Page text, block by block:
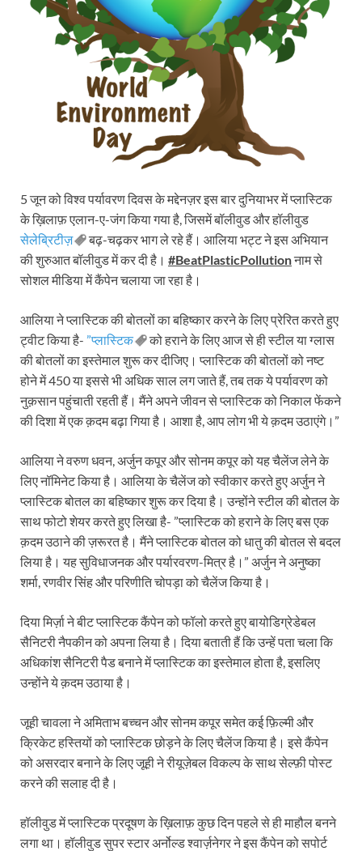
5 जून को विश्व पर्यावरण दिवस के मद्देनज़र इस बार दुनियाभर में प्लास्टिक
के ख़िलाफ़ एलान-ए-जंग किया गया है, जिसमें बॉलीवुड और हॉलीवुड
सेलेब्रिटीज़
बढ़-चढ़कर भाग ले रहे हैं। आलिया भट्ट ने इस अभियान
की शुरुआत बॉलीवुड में कर दी है। #BeatPlasticPollutionनाम से
सोशल मीडिया में कैंपेन चलाया जा रहा है।
आलिया ने प्लास्टिक की बोतलों का बहिष्कार करने के लिए प्रेरित करते हुए
ट्वीट किया है- ”प्लास्टिक
को हराने के लिए आज से ही स्टील या ग्लास
की बोतलों का इस्तेमाल शुरू कर दीजिए। प्लास्टिक की बोतलों को नष्ट
होने में 450 या इससे भी अधिक साल लग जाते हैं, तब तक ये पर्यावरण को
नुक़सान पहुंचाती रहती हैं। मैंने अपने जीवन से प्लास्टिक को निकाल फेंकने
की दिशा में एक क़दम बढ़ा गिया है। आशा है, आप लोग भी ये क़दम उठाएंगे।”
आलिया ने वरुण धवन, अर्जुन कपूर और सोनम कपूर को यह चैलेंज लेने के
लिए नॉमिनेट किया है। आलिया के चैलेंज को स्वीकार करते हुए अर्जुन ने
प्लास्टिक बोतल का बहिष्कार शुरू कर दिया है। उन्होंने स्टील की बोतल के
साथ फोटो शेयर करते हुए लिखा है- ”प्लास्टिक को हराने के लिए बस एक
क़दम उठाने की ज़रूरत है। मैंने प्लास्टिक बोतल को धातु की बोतल से बदल
लिया है। यह सुविधाजनक और पर्यारवरण-मित्र है।” अर्जुन ने अनुष्का
शर्मा, रणवीर सिंह और परिणीति चोपड़ा को चैलेंज किया है।
दिया मिर्ज़ा ने बीट प्लास्टिक कैंपेन को फॉलो करते हुए बायोडिग्रेडेबल
सैनिटरी नैपकीन को अपना लिया है। दिया बताती हैं कि उन्हें पता चला कि
अधिकांश सैनिटरी पैड बनाने में प्लास्टिक का इस्तेमाल होता है, इसलिए
उन्होंने ये क़दम उठाया है।
जूही चावला ने अमिताभ बच्चन और सोनम कपूर समेत कई फ़िल्मी और
क्रिकेट हस्तियों को प्लास्टिक छोड़ने के लिए चैलेंज किया है। इसे कैंपेन
को असरदार बनाने के लिए जूही ने रीयूज़ेबल विकल्प के साथ सेल्फ़ी पोस्ट
करने की सलाह दी है।
हॉलीवुड में प्लास्टिक प्रदूषण के ख़िलाफ़ कुछ दिन पहले से ही माहौल बनने
लगा था। हॉलीवुड सुपर स्टार अर्नोल्ड श्वार्ज़नेगर ने इस कैंपेन को सपोर्ट